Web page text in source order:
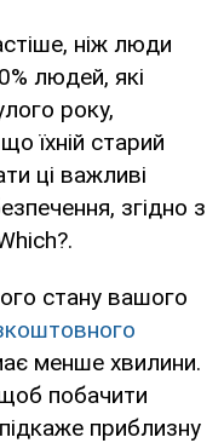
ніж люди
людей, які
року,
їхній старий
ці важливі
згідно з
стану вашого
менше хвилини.
побачити
приблизну